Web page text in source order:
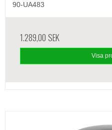
90-UA483
1.289,00 SEK
Visa